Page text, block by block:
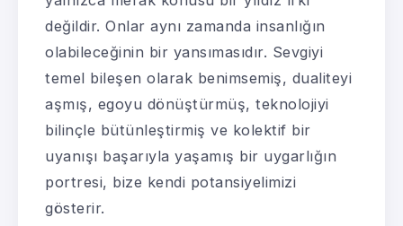
değildir. Onlar aynı zamanda insanlığın
olabileceğinin bir yansımasıdır. Sevgiyi
temel bileşen olarak benimsemiş, dualiteyi
aşmış, egoyu dönüştürmüş, teknolojiyi
bilinçle bütünleştirmiş ve kolektif bir
uyanışı başarıyla yaşamış bir uygarlığın
portresi, bize kendi potansiyelimizi
gösterir.